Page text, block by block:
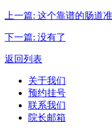
上一篇: 这个靠谱的肠道
下一篇: 没有了
返回列表
关于我们
预约挂号
联系我们
院长邮箱